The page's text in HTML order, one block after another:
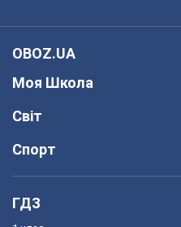
OBOZ.UA
Моя Школа
Світ
Спорт
ГДЗ